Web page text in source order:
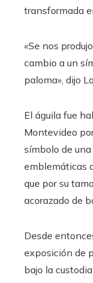
transformada
«Se nos
cambio a un
paloma», dijo
El águila fue
Montevideo
símbolo de
emblemáticas
que por su
acorazado de
Desde
exposición de
bajo la